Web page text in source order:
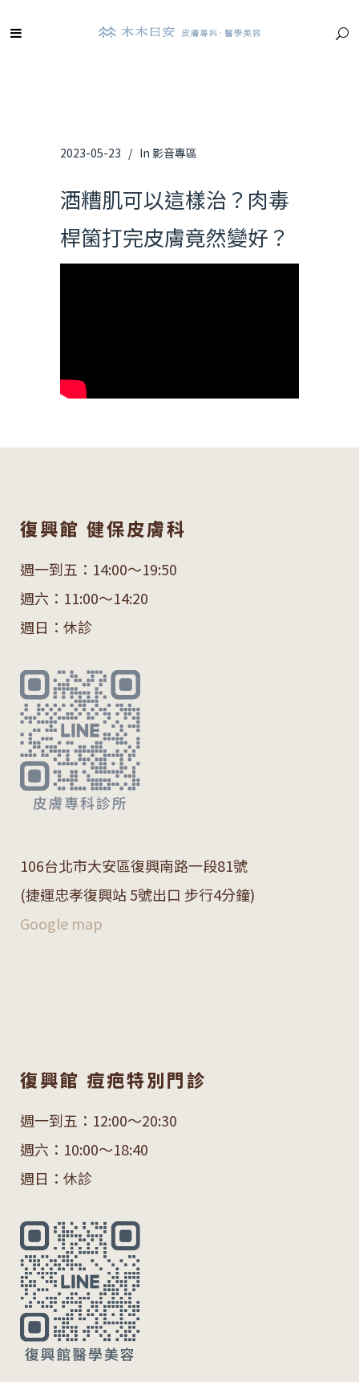
2023-05-23 In 影音專區
酒糟肌可以這樣治？肉毒
桿箘打完皮膚竟然變好？
復興館 健保皮膚科
週一到五：14:00～19:50
週六：11:00～14:20
週日：休診
106台北市大安區復興南路一段81號
(捷運忠孝復興站 5號出口 步行4分鐘)
Google map
復興館 痘疤特別門診
週一到五：12:00～20:30
週六：10:00～18:40
週日：休診